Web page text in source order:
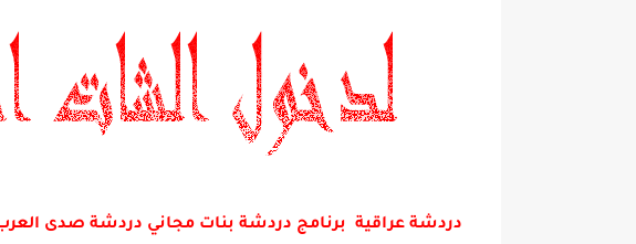
دردشة عراقية برنامج دردشة بنات مجاني دردشة صدى